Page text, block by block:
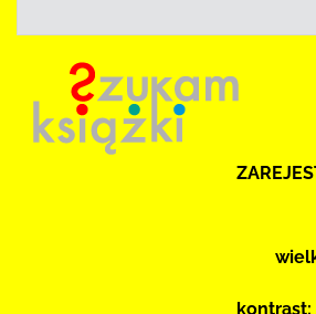
kontrast: